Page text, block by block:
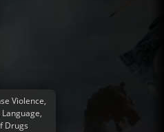
Violence,
Drugs